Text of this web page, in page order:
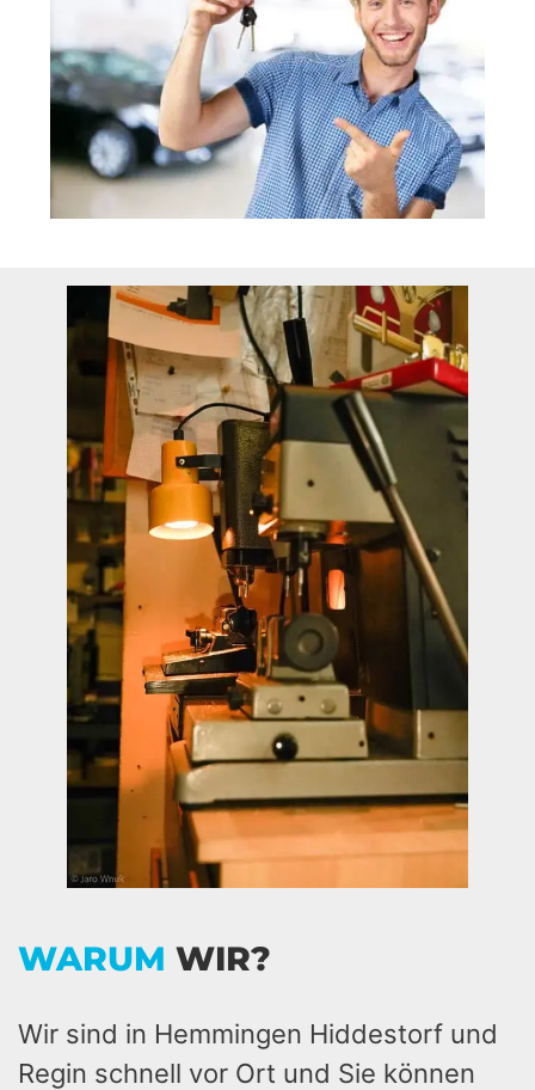
WARUM WIR?
Wir sind in Hemmingen Hiddestorf und
Regin schnell vor Ort und Sie können